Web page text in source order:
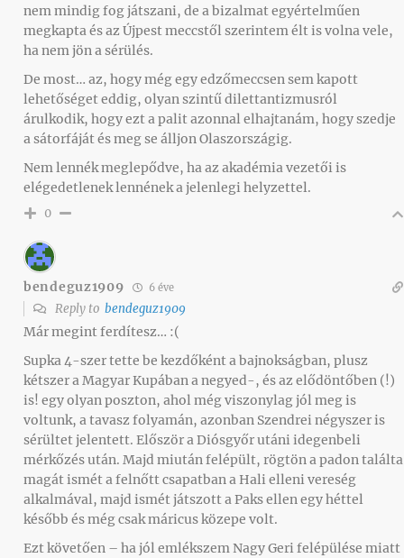
nem mindig fog játszani, de a bizalmat egyértelműen
megkapta és az Újpest meccstől szerintem élt is volna vele,
ha nem jön a sérülés.
De most… az, hogy még egy edzőmeccsen sem kapott
lehetőséget eddig, olyan szintű dilettantizmusról
árulkodik, hogy ezt a palit azonnal elhajtanám, hogy szedje
a sátorfáját és meg se álljon Olaszországig.
Nem lennék meglepődve, ha az akadémia vezetői is
elégedetlenek lennének a jelenlegi helyzettel.
0
bendeguz1909 6 éve
Reply to bendeguz1909
Már megint ferdítesz… :(
Supka 4-szer tette be kezdőként a bajnokságban, plusz
kétszer a Magyar Kupában a negyed-, és az elődöntőben (!)
is! egy olyan poszton, ahol még viszonylag jól meg is
voltunk, a tavasz folyamán, azonban Szendrei négyszer is
sérültet jelentett. Először a Diósgyőr utáni idegenbeli
mérkőzés után. Majd miután felépült, rögtön a padon találta
magát ismét a felnőtt csapatban a Hali elleni vereség
alkalmával, majd ismét játszott a Paks ellen egy héttel
később és még csak máricus közepe volt.
Ezt követően – ha jól emlékszem Nagy Geri felépülése miatt